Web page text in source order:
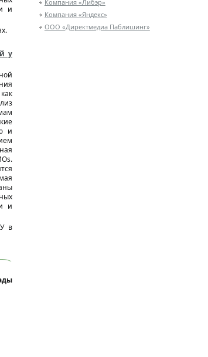
и
у
и
и
в
Компания «Либэр»
Компания «Яндекс»
ООО «Директмедиа Паблишинг»